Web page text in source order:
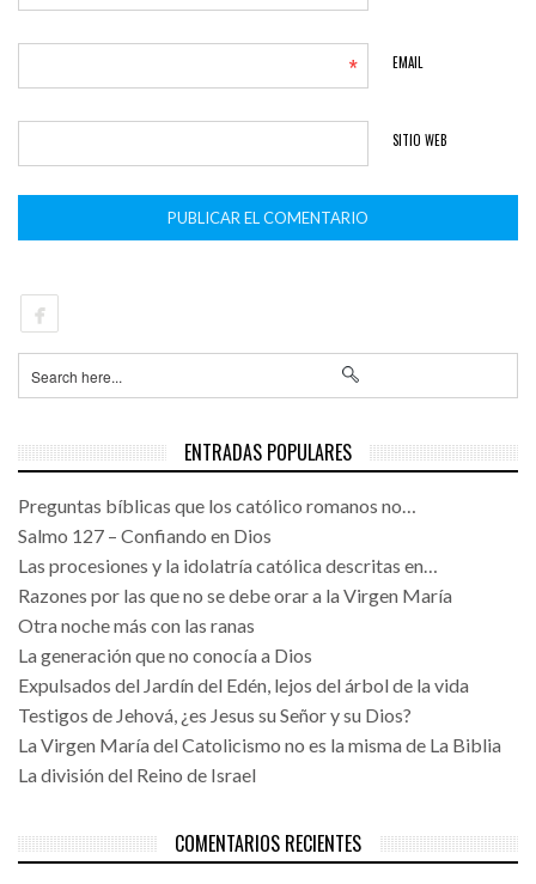
EMAIL
*
SITIO WEB
ENTRADAS POPULARES
Preguntas bíblicas que los católico romanos no…
Salmo 127 – Confiando en Dios
Las procesiones y la idolatría católica descritas en…
Razones por las que no se debe orar a la Virgen María
Otra noche más con las ranas
La generación que no conocía a Dios
Expulsados del Jardín del Edén, lejos del árbol de la vida
Testigos de Jehová, ¿es Jesus su Señor y su Dios?
La Virgen María del Catolicismo no es la misma de La Biblia
La división del Reino de Israel
COMENTARIOS RECIENTES